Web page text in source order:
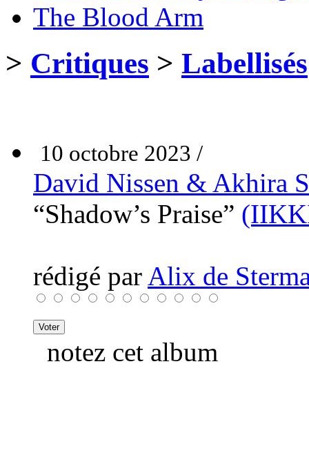
The Blood Arm
> Critiques > Labellisés
10 octobre 2023 /
David Nissen & Akhira
“Shadow’s Praise”
rédigé par Alix de
notez cet album